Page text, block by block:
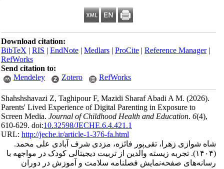
Download citation:
BibTeX|RIS|EndNote|Medlars|ProCite|Reference Manager
RefWorks
Send citation to:
Mendeley
Zotero RefWorks
Shahshshavazi Z, Taghipour F, Mazidi Sharaf Abadi A M.(2026).
Parents' Lived Experience of Digital Parenting in Exposure to
Screen Media.Journal of Childhood Health and Education.6(4)
610-629. doi:10.32598/JECHE.6.4.421.1
URL:http://jeche.ir/article-1-376-fa.html
شاه شوازی زهرا، تقی‌پور فائزه، مزدی شرف آبادی علی محمد.
تجربه زیسته والدین از تربیت دیجیتالی کودک در مواجهه با
رسانه‌های صفحه‌نمایش فصلنامه سلامت و آموزش در دوران